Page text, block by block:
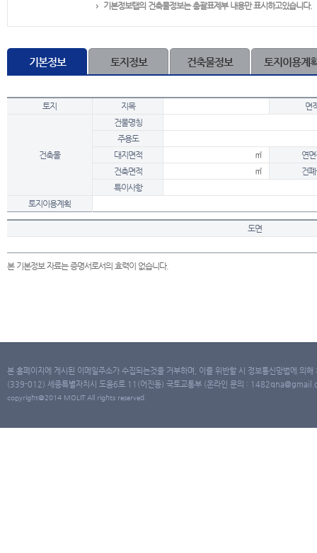
기본정보탭의 건축물정보는 총괄표제부 내용만 표시하고있습니다.
기본정보 토지정보 건축물정보 토지이용계
토지 지목 면
건축물
건물명칭
주용도
대지면적
㎡
연
건축면적
㎡
건
특이사항
토지이용계획
도면
본 기본정보 자료는 증명서로서의 효력이 없습니다.
본 홈페이지에 게시된 이메일주소가 수집되는것을 거부하며, 이를 위반할 시 정보통신망법에 의
(339-012) 세종특별자치시 도움6로 11(어진동) 국토교통부 (온라인 문의 :
copyright@2014 MOLIT All rights reserved.